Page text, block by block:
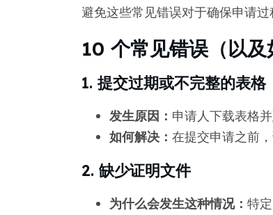
避免这些常见错误对于确保申请过
10 个常见错误（以及
1. 提交过期或不完整的表格
发生原因： 申请人下载表格
如何解决： 在提交申请之前
2. 缺少证明文件
为什么会发生这种情况： 特